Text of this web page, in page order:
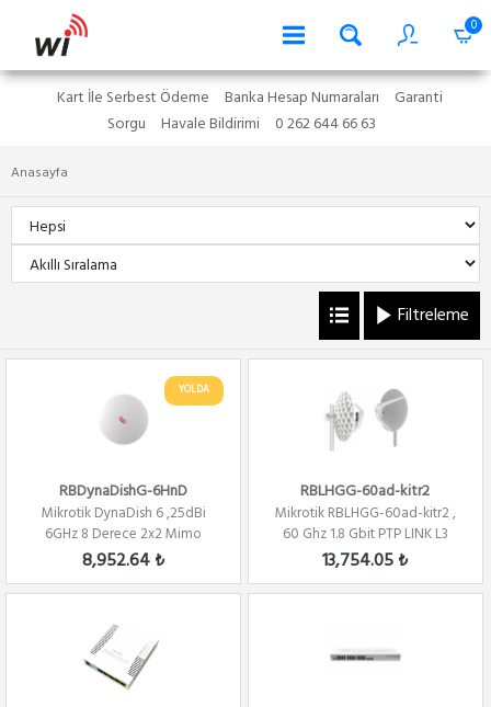
0
Kart İle Serbest Ödeme Banka Hesap Numaraları
Garanti
Sorgu
Havale Bildirimi 0 262 644 66 63
Anasayfa
Filtreleme
YOLDA
RBDynaDishG-6HnD
Mikrotik DynaDish 6 ,25dBi
6GHz 8 Derece 2x2 Mimo
Anten, 802.11n P...
8,952.64 ₺
RBLHGG-60ad-kitr2
Mikrotik RBLHGG-60ad-kitr2 ,
60 Ghz 1.8 Gbit PTP LINK L3
13,754.05 ₺